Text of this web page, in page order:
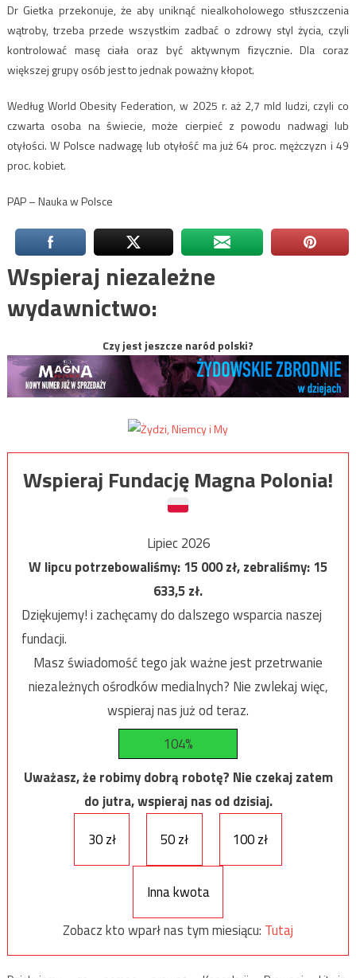
Dr Gietka przekonuje, że aby uniknąć niealkoholowego stłuszczenia
wątroby, trzeba przede wszystkim zadbać o zdrowy styl życia, czyli
kontrolować masę ciała oraz być aktywnym fizycznie. Dla coraz
większej grupy osób jest to jednak poważny kłopot.
Według World Obesity Federation, w 2025 r. aż 2,7 mld ludzi, czyli co
czwarta osoba na świecie, może cierpieć z powodu nadwagi lub
otyłości. W Polsce nadwagę lub otyłość ma już 64 proc. mężczyzn i 49
proc. kobiet.
PAP – Nauka w Polsce
Wspieraj niezależne
wydawnictwo:
Czy jest jeszcze naród polski?
Wspieraj Fundację Magna Polonia!
Lipiec 2026
W lipcu potrzebowaliśmy:15 000zł, zebraliśmy:15
633,5zł.
Dziękujemy! i zachęcamy do dalszego wsparcia naszej
fundacji.
Masz świadomość tego jak ważne jest przetrwanie
niezależnych ośrodków medialnych? Nie zwlekaj więc,
wspieraj nas już od teraz.
104%
Uważasz, że robimy dobrą robotę? Nie czekaj zatem
do jutra, wspieraj nas od dzisiaj.
30 zł
50 zł 100 zł
Inna kwota
Zobacz kto wparł nas tym miesiącu: Tutaj